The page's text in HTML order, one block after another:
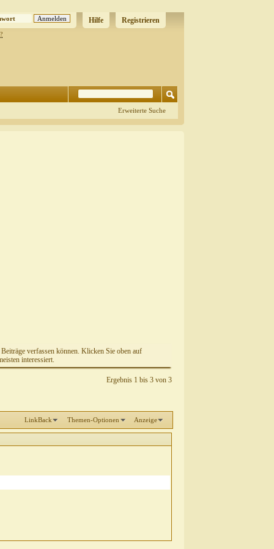
Registrieren
Hilfe
Erweiterte Suche
verfassen können. Klicken Sie oben auf
interessiert.
Ergebnis 1 bis 3 von 3
LinkBack Themen-Optionen Anzeige